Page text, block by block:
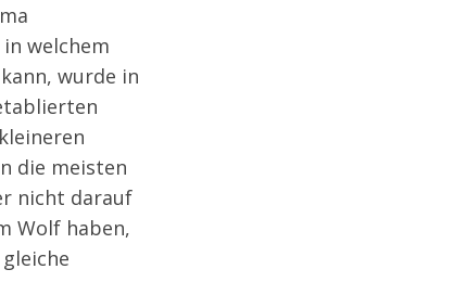
welchem
wurde in
die meisten
nicht darauf
Wolf haben,